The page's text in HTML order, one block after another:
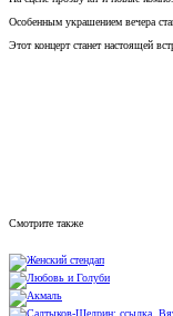
Особенным украшением вечера
Этот концерт станет настоящей
Смотрите также